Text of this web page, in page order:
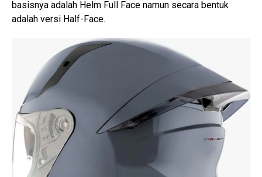
basisnya adalah Helm Full Face namun secara bentuk
adalah versi Half-Face.